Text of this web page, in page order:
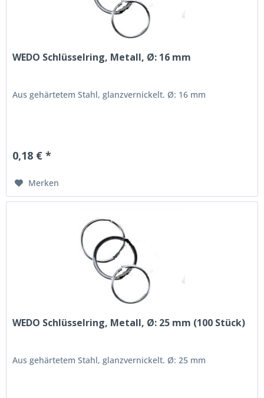
WEDO Schlüsselring, Metall, Ø: 16 mm
Aus gehärtetem Stahl, glanzvernickelt. Ø: 16 mm
0,18 € *
Merken
WEDO Schlüsselring, Metall, Ø: 25 mm (100 Stück)
Aus gehärtetem Stahl, glanzvernickelt. Ø: 25 mm